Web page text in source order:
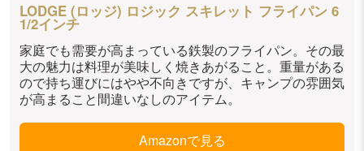
LODGE (ロッジ) ロジック スキレット フライパン 6
1/2インチ
家庭でも需要が高まっている鉄製のフライパン。その最
大の魅力は料理が美味しく焼きあがること。重量がある
ので持ち運びにはやや不向きですが、キャンプの雰囲気
が高まること間違いなしのアイテム。
Amazonで見る